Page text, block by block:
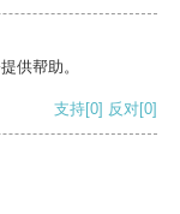
供帮助。
支持[0] 反对[0]